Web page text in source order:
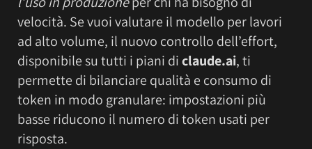
velocità. Se vuoi valutare il modello per lavori
ad alto volume, il nuovo controllo dell’effort,
disponibile su tutti i piani diclaude.ai, ti
permette di bilanciare qualità e consumo di
token in modo granulare: impostazioni più
basse riducono il numero di token usati per
risposta.